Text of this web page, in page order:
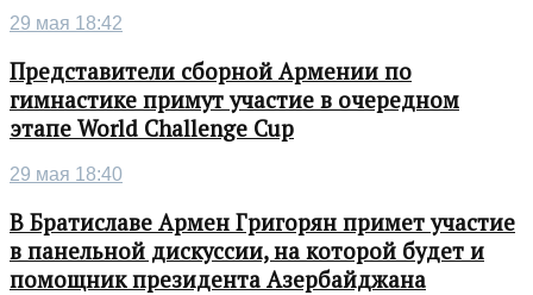
29 мая 18:42
Представители сборной Армении по
гимнастике примут участие в очередном
этапе World Challenge Cup
29 мая 18:40
В Братиславе Армен Григорян примет участие
в панельной дискуссии, на которой будет и
помощник президента Азербайджана